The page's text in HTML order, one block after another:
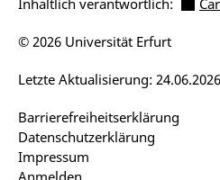
Inhaltlich verantwortlich:
Barrierefreiheitserklärung
Datenschutzerklärung
Impressum
Anmelden
Letzte Aktualisierung: 24.06.2026
© 2026 Universität Erfurt